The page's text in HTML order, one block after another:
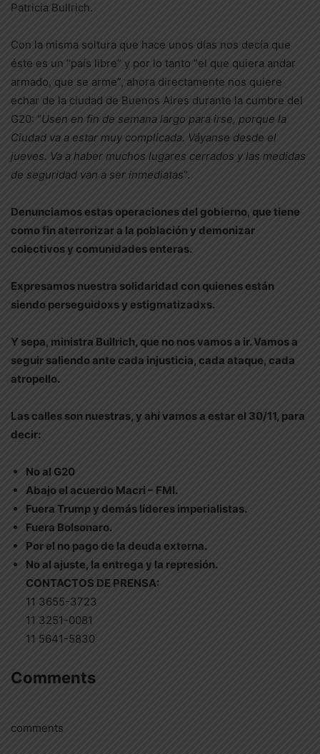
Patricia Bullrich.
Con la misma soltura que hace unos días nos decía que
éste es un “país libre” y por lo tanto “el que quiera andar
armado, que se arme”, ahora directamente nos quiere
echar de la ciudad de Buenos Aires durante la cumbre del
G20: “Usen en fin de semana largo para irse, porque la
Ciudad va a estar muy complicada. Váyanse desde el
jueves. Va a haber muchos lugares cerrados y las medidas
de seguridad van a ser inmediatas“.
Denunciamos estas operaciones del gobierno, que tiene
como fin aterrorizar a la población y demonizar
colectivos y comunidades enteras.
Expresamos nuestra solidaridad con quienes están
siendo perseguidoxs y estigmatizadxs.
Y sepa, ministra Bullrich, que no nos vamos a ir. Vamos a
seguir saliendo ante cada injusticia, cada ataque, cada
atropello.
Las calles son nuestras, y ahí vamos a estar el 30/11, para
decir:
No al G20
Abajo el acuerdo Macri – FMI.
Fuera Trump y demás líderes imperialistas.
Fuera Bolsonaro.
Por el no pago de la deuda externa.
No al ajuste, la entrega y la represión.
CONTACTOS DE PRENSA:
11 3655-3723
11 3251-0081
11 5641-5830
Comments
comments